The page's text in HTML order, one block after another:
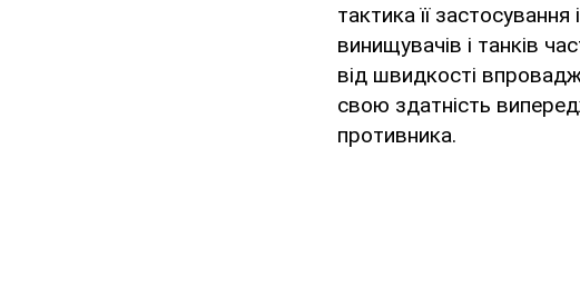
тактика її
винищувачів і танків
від швидкості
свою здатність
противника.